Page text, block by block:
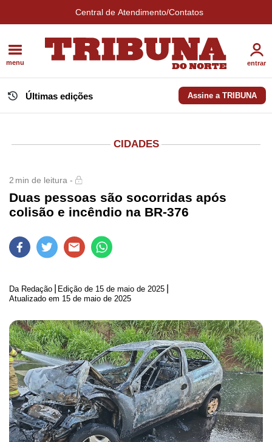
Central de Atendimento/Contatos
menu entrar
Últimas edições Assine a TRIBUNA
CIDADES
2 min de leitura -
Duas pessoas são socorridas após
colisão e incêndio na BR-376
Da Redação Edição de 15 de maio de 2025
Atualizado em 15 de maio de 2025